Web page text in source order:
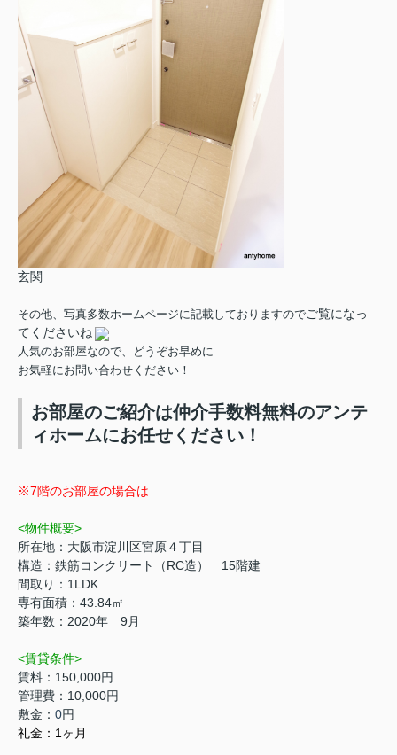
玄関
その他、写真多数ホームページに記載しておりますのでご覧になっ
てくださいね
人気のお部屋なので、どうぞお早めに
お気軽にお問い合わせください！
お部屋のご紹介は仲介手数料無料のアンテ
ィホームにお任せください！
※7階のお部屋の場合は
<物件概要>
所在地：大阪市淀川区宮原４丁目
構造：鉄筋コンクリート（RC造） 15階建
間取り：1LDK
専有面積：43.84㎡
築年数：2020年 9月
<賃貸条件>
賃料：150,000円
管理費：10,000円
敷金： 0円
礼金： 1ヶ月